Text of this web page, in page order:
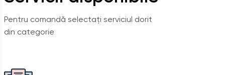
Pentru comandă selectați serviciul dorit
din categorie